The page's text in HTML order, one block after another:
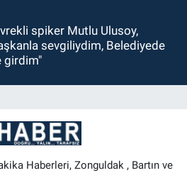
spiker Mutlu Ulusoy,
sevgiliydim, Belediyede
girdim"
Haberleri, Zonguldak , Bartın ve